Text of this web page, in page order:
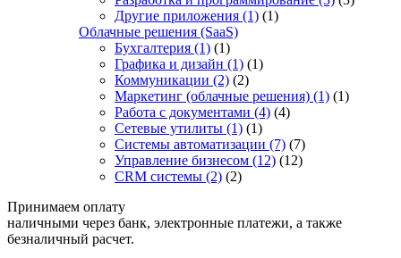
Другие приложения (1) (1)
Облачные решения (SaaS)
Бухгалтерия (1) (1)
Графика и дизайн (1) (1)
Коммуникации (2) (2)
Маркетинг (облачные решения) (1) (1)
Работа с документами (4) (4)
Сетевые утилиты (1) (1)
Системы автоматизации (7) (7)
Управление бизнесом (12) (12)
CRM системы (2) (2)
Принимаем оплату
наличными через банк, электронные платежи, а также
безналичный расчет.